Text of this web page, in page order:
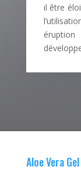
il être
Aloe Vera Gel